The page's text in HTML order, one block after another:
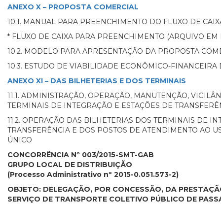
ANEXO X – PROPOSTA COMERCIAL
10.1. MANUAL PARA PREENCHIMENTO DO FLUXO DE
* FLUXO DE CAIXA PARA PREENCHIMENTO (ARQUIVO EM
10.2. MODELO PARA APRESENTAÇÃO DA PROPOSTA
10.3. ESTUDO DE VIABILIDADE ECONÔMICO-FINANCEIRA
ANEXO XI – DAS BILHETERIAS E DOS TERMINAIS
11.1. ADMINISTRAÇÃO, OPERAÇÃO, MANUTENÇÃO,
TERMINAIS DE INTEGRAÇÃO E ESTAÇÕES DE
11.2. OPERAÇÃO DAS BILHETERIAS DOS TERMINAIS DE
TRANSFERÊNCIA E DOS POSTOS DE ATENDIMENTO AO
ÚNICO
CONCORRÊNCIA Nº 003/2015-SMT-GAB
GRUPO LOCAL DE DISTRIBUIÇÃO
(Processo Administrativo nº 2015-0.051.573-2)
OBJETO: DELEGAÇÃO, POR CONCESSÃO, DA
SERVIÇO DE TRANSPORTE COLETIVO PÚBLICO DE